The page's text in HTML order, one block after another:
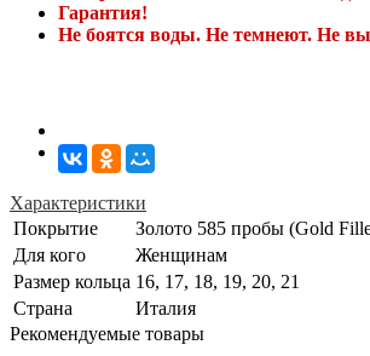
Гарантия!
Не боятся воды. Не темнеют. Не
Характеристики
Покрытие
Золото 585 пробы (Gold
Для кого
Женщинам
Размер кольца 16, 17, 18, 19, 20, 21
Страна
Италия
Рекомендуемые товары